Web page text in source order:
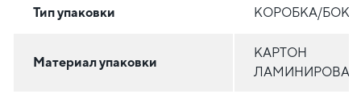
Тип упаковки КОРОБКА/БОКС
Материал упаковки
КАРТОН